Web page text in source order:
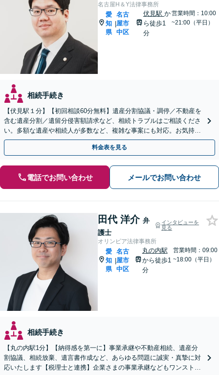
名古屋H＆Y法律事務所
愛
知
県
|
名古
屋市
中区
伏見駅 か
ら徒歩1
分
営業時間：10:00
~21:00（平日）
相続手続き
【伏見駅１分】【初回相談60分無料】遺産分割協議・調停／不動産を
含む遺産分割／遺留分侵害額請求など、相続トラブルはご相談くださ
い。多額な遺産や相続人が多数など、複雑な事案にも対応。お気持ち
やご意向に寄り添いながら、最善の解決を目指します
料金表を見る
電話でお問い合わせ メールでお問い合わせ
田代 洋介 弁
護士
インタビューを
見る
オリンピア法律事務所
愛
知
県
|
名古
屋市
中区
丸の内駅
から徒歩1
分
営業時間：09:00
~18:00（平日）
相続手続き
【丸の内駅1分】【納得感を第一に】事業承継や不動産相続、遺産分
割協議、相続放棄、遺言書作成など、あらゆる問題に誠実・真摯に対
応いたします【税理士と連携】企業さまの事業承継などもワンストッ